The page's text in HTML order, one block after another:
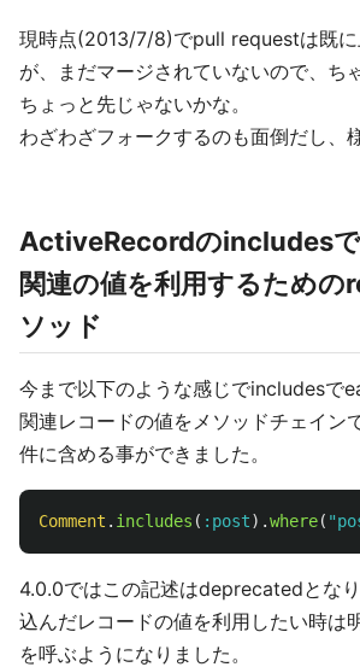
現時点(2013/7/8)でpull requestは既に
が、まだマージされていないので、ち
ちょっと先じゃないかな。
わざわざフォークするのも面倒だし、
ActiveRecordのincludes
関連の値を利用するため
ソッド
今まで以下のような感じでincludesで
関連レコードの値をメソッドチェイン
件に含める事ができました。
Comment . includes ( :post).where(
4.0.0ではこの記述はdeprecatedとな
込んだレコードの値を利用したい時は
を呼ぶようになりました。